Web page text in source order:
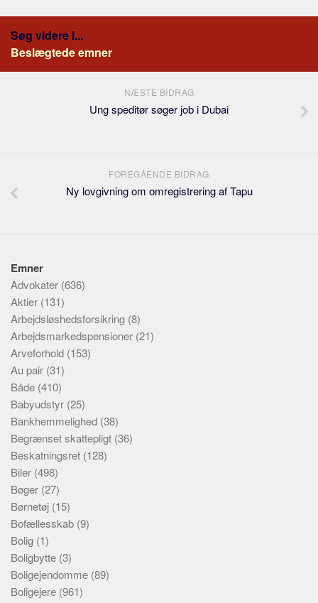
Søg videre i...
Beslægtede emner
NÆSTE BIDRAG
Ung speditør søger job i Dubai
FOREGÅENDE BIDRAG
Ny lovgivning om omregistrering af Tapu
Emner
Advokater (636)
Aktier (131)
Arbejdsløshedsforsikring (8)
Arbejdsmarkedspensioner (21)
Arveforhold (153)
Au pair (31)
Både (410)
Babyudstyr (25)
Bankhemmelighed (38)
Begrænset skattepligt (36)
Beskatningsret (128)
Biler (498)
Bøger (27)
Børnetøj (15)
Bofællesskab (9)
Bolig (1)
Boligbytte (3)
Boligejendomme (89)
Boligejere (961)